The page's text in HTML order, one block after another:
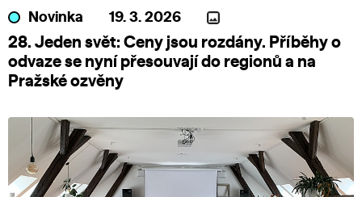
Novinka 19. 3. 2026
28. Jeden svět: Ceny jsou rozdány. Příběhy o
odvaze se nyní přesouvají do regionů a na
Pražské ozvěny